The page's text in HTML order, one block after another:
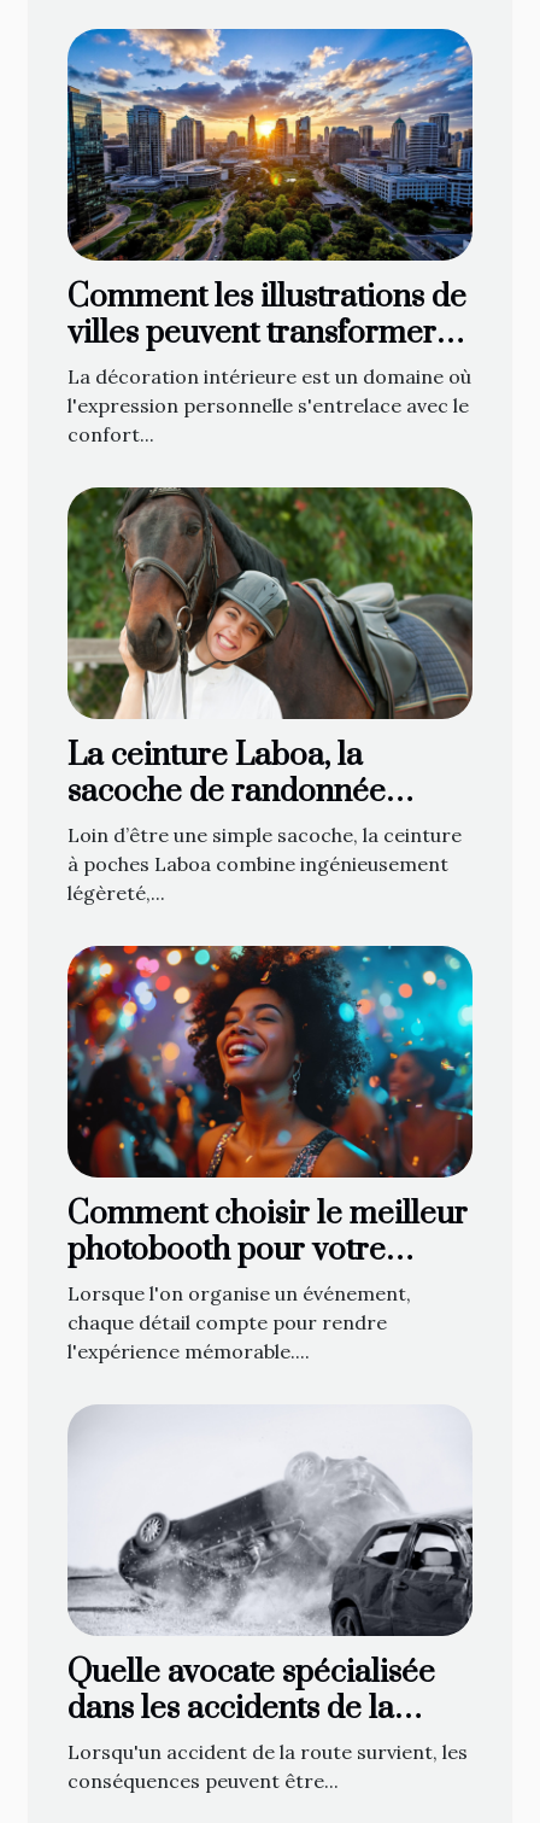
Comment les illustrations de
villes peuvent transformer
votre décoration intérieure
La décoration intérieure est un domaine où
l'expression personnelle s'entrelace avec le
confort...
La ceinture Laboa, la
sacoche de randonnée
attendue de tous les
cavaliers !
Loin d’être une simple sacoche, la ceinture
à poches Laboa combine ingénieusement
légèreté,...
Comment choisir le meilleur
photobooth pour votre
événement
Lorsque l'on organise un événement,
chaque détail compte pour rendre
l'expérience mémorable....
Quelle avocate spécialisée
dans les accidents de la
route contacter à Gap ?
Lorsqu'un accident de la route survient, les
conséquences peuvent être...